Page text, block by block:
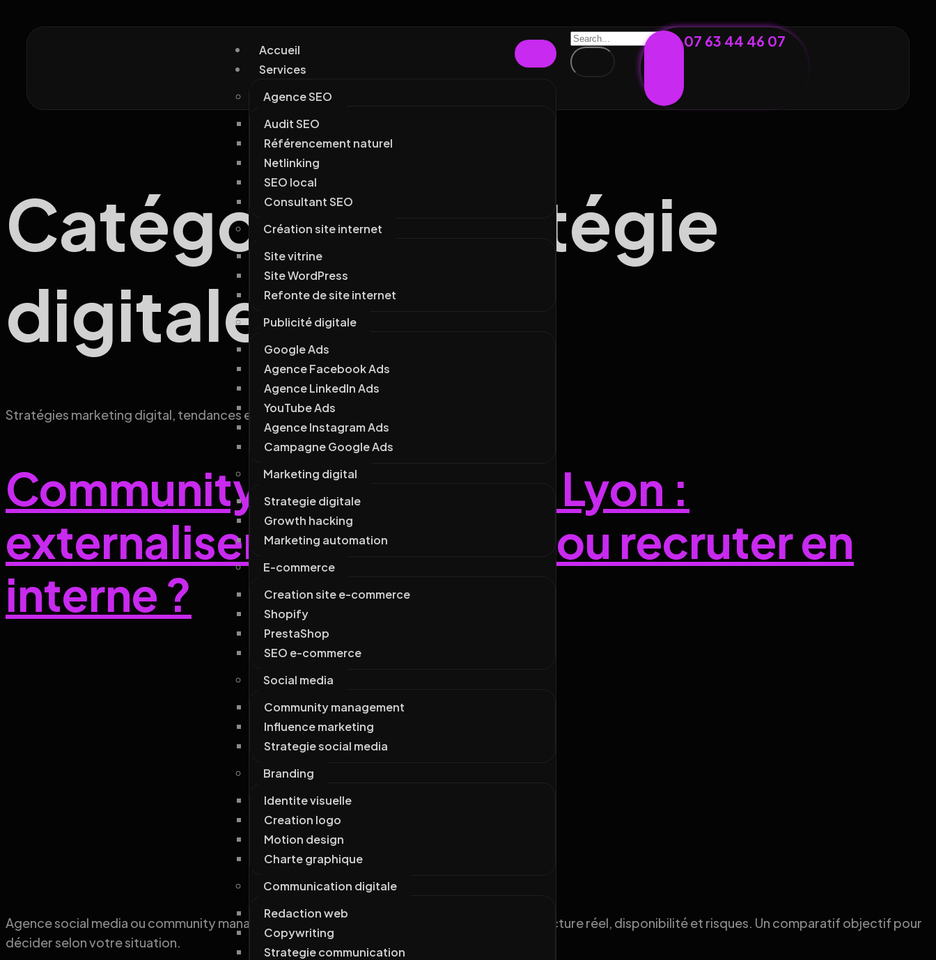
Accueil
Services
Agence SEO
Audit SEO
Référencement naturel
Netlinking
SEO local
Consultant SEO
Création site internet
Site vitrine
Site WordPress
Refonte de site internet
Publicité digitale
Google Ads
Agence Facebook Ads
Agence LinkedIn Ads
YouTube Ads
Agence Instagram Ads
Campagne Google Ads
Marketing digital
Strategie digitale
Growth hacking
Marketing automation
E-commerce
Creation site e-commerce
Shopify
PrestaShop
SEO e-commerce
Social media
Community management
Influence marketing
Strategie social media
Branding
Identite visuelle
Creation logo
Motion design
Charte graphique
Communication digitale
Redaction web
Copywriting
Strategie communication
07 63 44 46 07
Catégorie :
Stratégie
digitale
Stratégies marketing digital, tendances et conseils pour développer votre présence en ligne.
Community management Lyon :
externaliser à une agence ou recruter en
interne ?
Agence social media ou community manager interne : compétences couvertes, coût de structure réel, disponibilité et risques. Un comparatif objectif pour
décider selon votre situation.